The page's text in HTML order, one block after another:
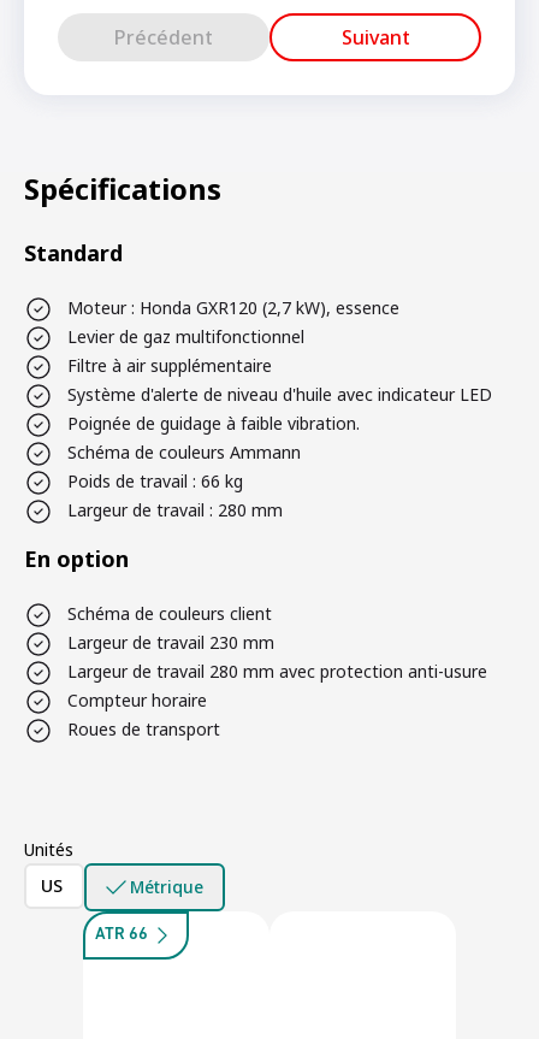
Précédent Suivant
Spécifications
Standard
Moteur : Honda GXR120 (2,7 kW), essence
Levier de gaz multifonctionnel
Filtre à air supplémentaire
Système d'alerte de niveau d'huile avec indicateur LED
Poignée de guidage à faible vibration.
Schéma de couleurs Ammann
Poids de travail : 66 kg
Largeur de travail : 280 mm
En option
Schéma de couleurs client
Largeur de travail 230 mm
Largeur de travail 280 mm avec protection anti-usure
Compteur horaire
Roues de transport
Unités
US
Métrique
ATR 66